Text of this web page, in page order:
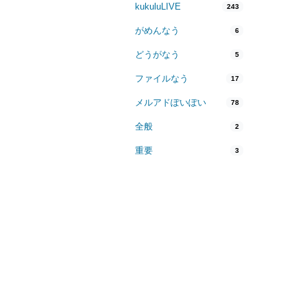
kukuluLIVE 243
がめんなう 6
どうがなう 5
ファイルなう 17
メルアドぽいぽい 78
全般 2
重要 3